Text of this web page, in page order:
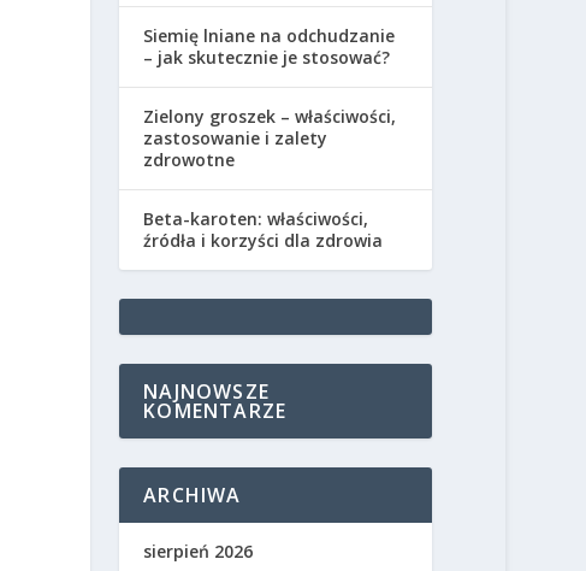
Siemię lniane na odchudzanie
– jak skutecznie je stosować?
Zielony groszek – właściwości,
zastosowanie i zalety
zdrowotne
Beta-karoten: właściwości,
źródła i korzyści dla zdrowia
NAJNOWSZE
KOMENTARZE
ARCHIWA
sierpień 2026